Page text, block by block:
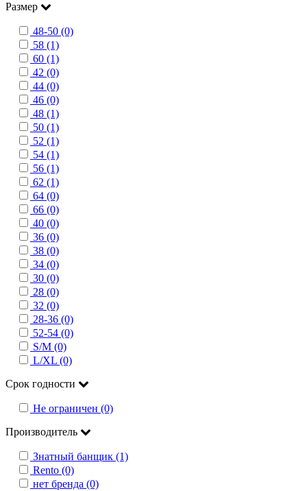
Размер
48-50 (0)
58 (1)
60 (1)
42 (0)
44 (0)
46 (0)
48 (1)
50 (1)
52 (1)
54 (1)
56 (1)
62 (1)
64 (0)
66 (0)
40 (0)
36 (0)
38 (0)
34 (0)
30 (0)
28 (0)
32 (0)
28-36 (0)
52-54 (0)
S/M (0)
L/XL (0)
Срок годности
Не ограничен (0)
Производитель
Знатный банщик (1)
Rento (0)
нет бренда (0)